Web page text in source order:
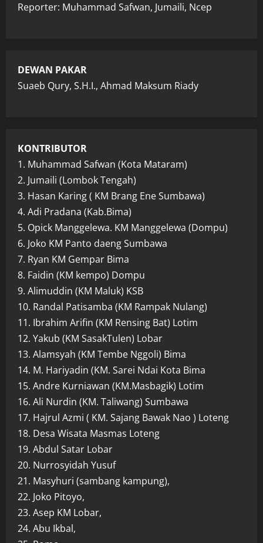
Reporter: Muhammad Safwan, Jumaili, Ncep
DEWAN PAKAR
Suaeb Qury, S.H.I., Ahmad Maksum Riady
KONTRIBUTOR
1. Muhammad Safwan (Kota Mataram)
2. Jumaili (Lombok Tengah)
3. Hasan Karing ( KM Brang Ene Sumbawa)
4. Adi Pradana (Kab.Bima)
5. Opick Manggelewa. KM Manggelewa (Dompu)
6. Joko KM Panto daeng Sumbawa
7. Ryan KM Gempar Bima
8. Faidin (KM kempo) Dompu
9. Alimuddin (KM Maluk) KSB
10. Randal Patisamba (KM Rampak Nulang)
11. Ibrahim Arifin (KM Rensing Bat) Lotim
12. Yakub (KM SasakTulen) Lobar
13. Alamsyah (KM Tembe Nggoli) Bima
14. M. Hariyadin (KM. Sarei Ndai Kota Bima
15. Andre Kurniawan (KM.Masbagik) Lotim
16. Ali Nurdin (KM. Taliwang) Sumbawa
17. Hajrul Azmi ( KM. Sajang Bawak Nao ) Loteng
18. Desa Wisata Masmas Loteng
19. Abdul Satar Lobar
20. Nurrosyidah Yusuf
21. Masyhuri (sambang kampung),
22. Joko Pitoyo,
23. Asep KM Lobar,
24. Abu Ikbal,